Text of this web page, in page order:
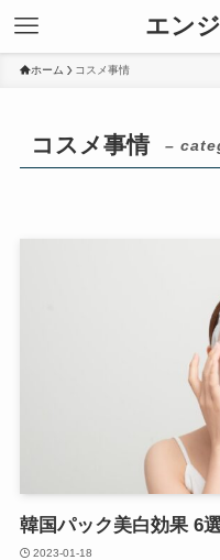
エン
ホーム コスメ事情
コスメ事情 –
韓国パック美白効果 6
2023-01-18